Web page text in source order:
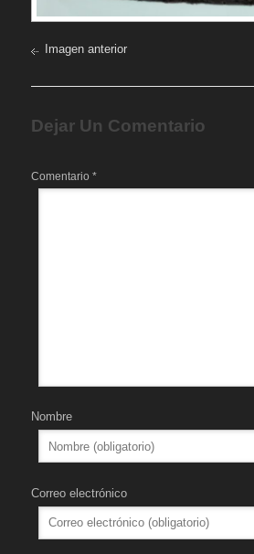
Imagen anterior
Dejar Un Comentario
Comentario *
Nombre
Correo electrónico